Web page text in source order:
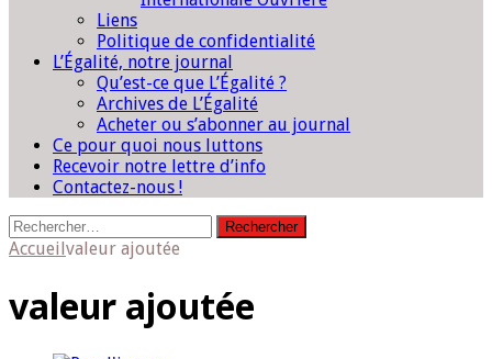
Liens
Politique de confidentialité
L’Égalité, notre journal
Qu’est-ce que L’Égalité ?
Archives de L’Égalité
Acheter ou s’abonner au journal
Ce pour quoi nous luttons
Recevoir notre lettre d’info
Contactez-nous !
Rechercher :
Accueilvaleur ajoutée
valeur ajoutée